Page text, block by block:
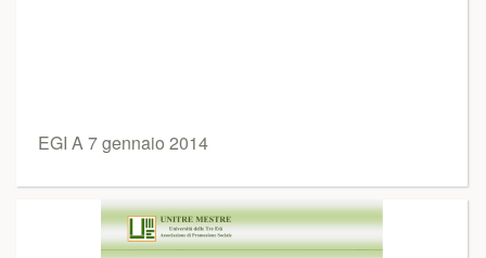
EGI A 7 gennaio 2014